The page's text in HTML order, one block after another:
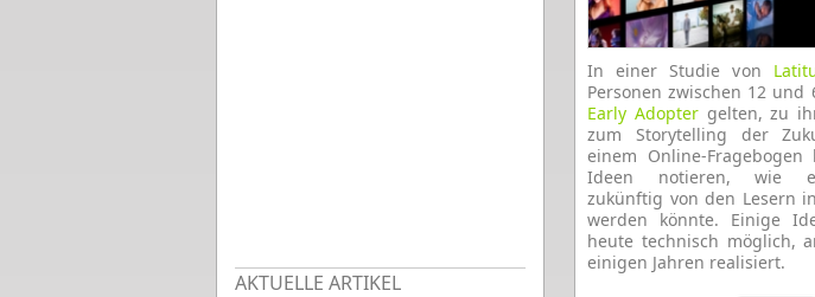
AKTUELLE ARTIKEL
In einer Studie von
Personen zwischen 12 und
Early Adoptergelten, zu
zum Storytelling der
einem Online-
Ideen notieren, wie
zukünftig von den Lesern
werden könnte. Einige
heute technisch möglich,
einigen Jahren realisiert.